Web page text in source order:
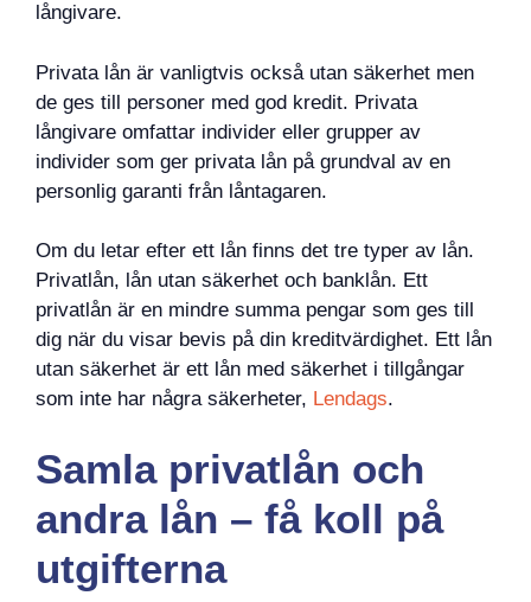
långivare.
Privata lån är vanligtvis också utan säkerhet men
de ges till personer med god kredit. Privata
långivare omfattar individer eller grupper av
individer som ger privata lån på grundval av en
personlig garanti från låntagaren.
Om du letar efter ett lån finns det tre typer av lån.
Privatlån, lån utan säkerhet och banklån. Ett
privatlån är en mindre summa pengar som ges till
dig när du visar bevis på din kreditvärdighet. Ett lån
utan säkerhet är ett lån med säkerhet i tillgångar
som inte har några säkerheter, Lendags.
Samla privatlån och
andra lån – få koll på
utgifterna